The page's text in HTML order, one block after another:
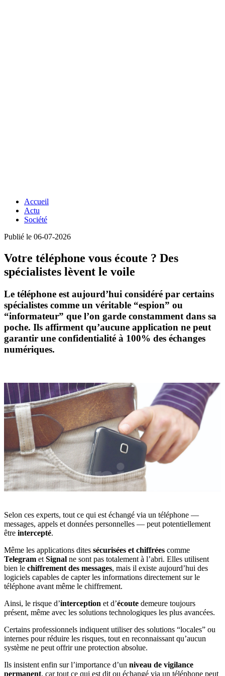
Accueil
Actu
Société
Publié le 06-07-2026
Votre téléphone vous écoute ? Des
spécialistes lèvent le voile
Le téléphone est aujourd’hui considéré par certains
spécialistes comme un véritable “espion” ou
“informateur” que l’on garde constamment dans sa
poche. Ils affirment qu’aucune application ne peut
garantir une confidentialité à 100% des échanges
numériques.
Selon ces experts, tout ce qui est échangé via un téléphone —
messages, appels et données personnelles — peut potentiellement
être intercepté.
Même les applications dites sécurisées et chiffrées comme
Telegram et Signal ne sont pas totalement à l’abri. Elles utilisent
bien le chiffrement des messages, mais il existe aujourd’hui des
logiciels capables de capter les informations directement sur le
téléphone avant même le chiffrement.
Ainsi, le risque d’interception et d’écoute demeure toujours
présent, même avec les solutions technologiques les plus avancées.
Certains professionnels indiquent utiliser des solutions “locales” ou
internes pour réduire les risques, tout en reconnaissant qu’aucun
système ne peut offrir une protection absolue.
Ils insistent enfin sur l’importance d’un niveau de vigilance
permanent, car tout ce qui est dit ou échangé via un téléphone peut